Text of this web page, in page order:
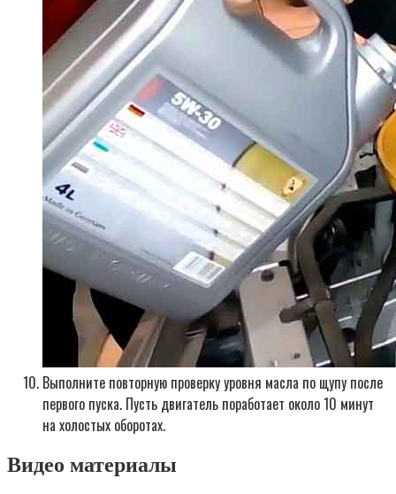
Выполните повторную проверку уровня масла по щупу после
первого пуска. Пусть двигатель поработает около 10 минут
на холостых оборотах.
Видео материалы